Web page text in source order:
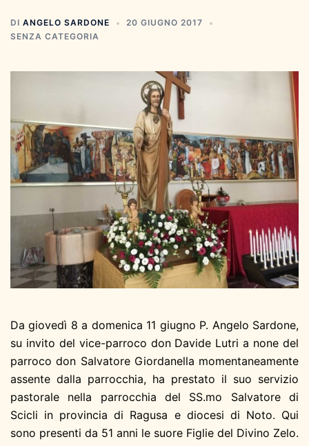
DI ANGELO SARDONE
20 GIUGNO 2017
SENZA CATEGORIA
Da giovedì 8 a domenica 11 giugno P. Angelo Sardone,
su invito del vice-parroco don Davide Lutri a none del
parroco don Salvatore Giordanella momentaneamente
assente dalla parrocchia, ha prestato il suo servizio
pastorale nella parrocchia del SS.mo Salvatore di
Scicli in provincia di Ragusa e diocesi di Noto. Qui
sono presenti da 51 anni le suore Figlie del Divino Zelo.